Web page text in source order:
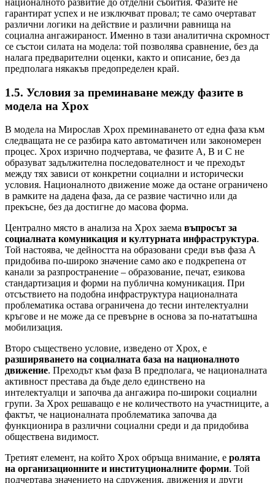
националното развитие до отделни събития. Фазите не
гарантират успех и не изключват провал; те само очертават
различни логики на действие и различни равнища на
социална ангажираност. Именно в тази аналитична скромност
се състои силата на модела: той позволява сравнение, без да
налага предварителни оценки, както и описание, без да
предполага някакъв предопределен край.
1.5. Условия за преминаване между фазите в
модела на Хрох
В модела на Мирослав Хрох преминаването от една фаза към
следващата не се разбира като автоматичен или закономерен
процес. Хрох изрично подчертава, че фазите A, B и C не
образуват задължителна последователност и че преходът
между тях зависи от конкретни социални и исторически
условия. Националното движение може да остане ограничено
в рамките на дадена фаза, да се развие частично или да
прекъсне, без да достигне до масова форма.
Централно място в анализа на Хрох заема въпросът за
социалната комуникация и културната инфраструктура.
Той настоява, че дейността на образовани среди във фаза A
придобива по-широко значение само ако е подкрепена от
канали за разпространение – образование, печат, езикова
стандартизация и форми на публична комуникация. При
отсъствието на подобна инфраструктура националната
проблематика остава ограничена до тесни интелектуални
кръгове и не може да се превърне в основа за по-нататъшна
мобилизация.
Второ съществено условие, изведено от Хрох, е
разширяването на социалната база на националното
движение. Преходът към фаза B предполага, че националната
активност престава да бъде дело единствено на
интелектуалци и започва да ангажира по-широки социални
групи. За Хрох решаващо е не количеството на участниците, а
фактът, че националната проблематика започва да
функционира в различни социални среди и да придобива
обществена видимост.
Третият елемент, на който Хрох обръща внимание, е ролята
на организационните и институционалните форми. Той
подчертава значението на сдружения, движения и други